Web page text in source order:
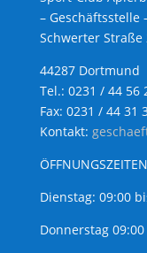
– Geschäftsstelle
Schwerter Straße
44287 Dortmund
Tel.: 0231 / 44 56
Fax: 0231 / 44 31
Kontakt:
ÖFFNUNGSZEITEN
Dienstag: 09:00
Donnerstag